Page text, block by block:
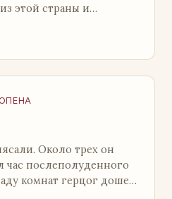
этой страны и
Около трех он
час послеполуденного
комнат герцог дошел